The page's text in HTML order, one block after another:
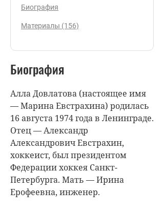
Биография
Материалы (156)
Биография
Алла Довлатова (настоящее имя
— Марина Евстрахина) родилась
16 августа 1974 года в Ленинграде.
Отец — Александр
Александрович Евстрахин,
хоккеист, был президентом
Федерации хоккея Санкт-
Петербурга. Мать — Ирина
Ерофеевна, инженер.